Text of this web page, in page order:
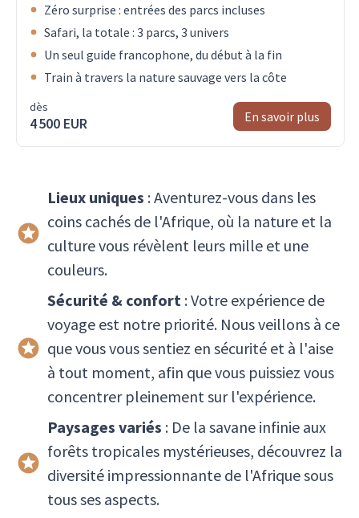
Zéro surprise : entrées des parcs incluses
Safari, la totale : 3 parcs, 3 univers
Un seul guide francophone, du début à la fin
Train à travers la nature sauvage vers la côte
dès
4 500 EUR En savoir plus
Lieux uniques : Aventurez-vous dans les
coins cachés de l'Afrique, où la nature et la
culture vous révèlent leurs mille et une
couleurs.
Sécurité & confort : Votre expérience de
voyage est notre priorité. Nous veillons à ce
que vous vous sentiez en sécurité et à l'aise
à tout moment, afin que vous puissiez vous
concentrer pleinement sur l'expérience.
Paysages variés : De la savane infinie aux
forêts tropicales mystérieuses, découvrez la
diversité impressionnante de l'Afrique sous
tous ses aspects.